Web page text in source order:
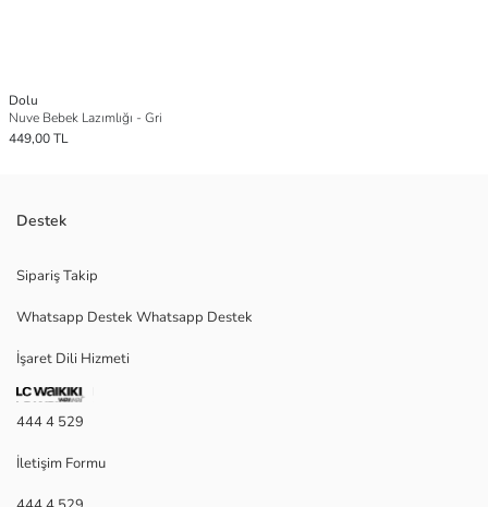
Dolu
Nuve Bebek Lazımlığı - Gri
449,00 TL
Destek
Sipariş Takip
Whatsapp Destek Whatsapp Destek
İşaret Dili Hizmeti
444 4 529
İletişim Formu